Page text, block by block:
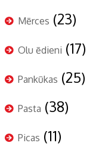
Mērces (23)
Olu ēdieni (17)
Pankūkas (25)
Pasta (38)
Picas (11)